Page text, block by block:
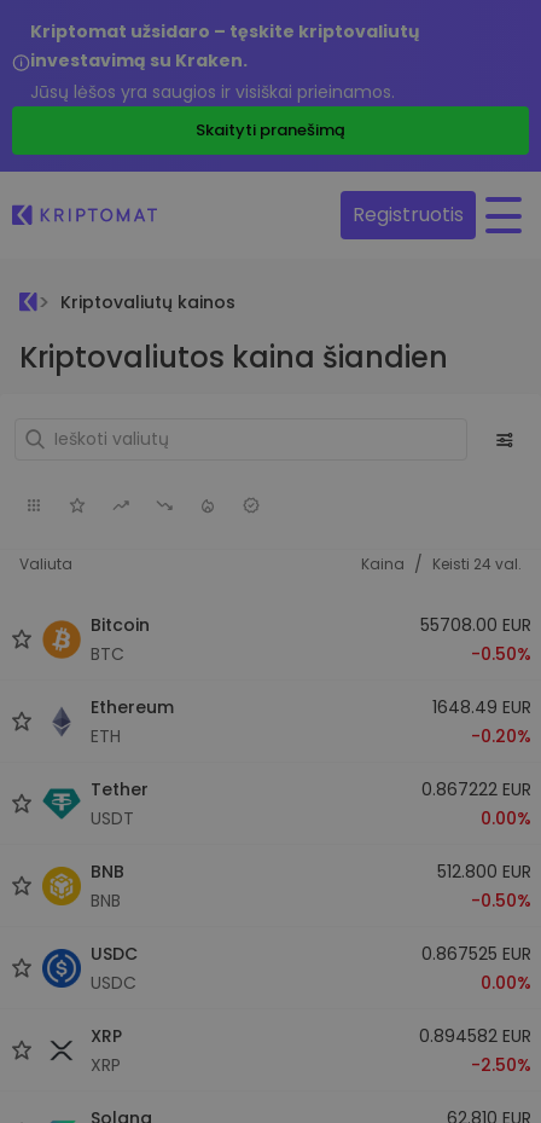
Kriptomat užsidaro – tęskite kriptovaliutų
investavimą su Kraken.
Jūsų lėšos yra saugios ir visiškai prieinamos.
Skaityti pranešimą
Registruotis
Kriptovaliutų kainos
Kriptovaliutos kaina šiandien
Valiuta Kaina / Keisti 24 val.
Bitcoin
BTC
55708.00 EUR
-0.50%
Ethereum
ETH
1648.49 EUR
-0.20%
Tether
USDT
0.867222 EUR
0.00%
BNB
BNB
512.800 EUR
-0.50%
USDC
USDC
0.867525 EUR
0.00%
XRP
XRP
0.894582 EUR
-2.50%
Solana
62.810 EUR